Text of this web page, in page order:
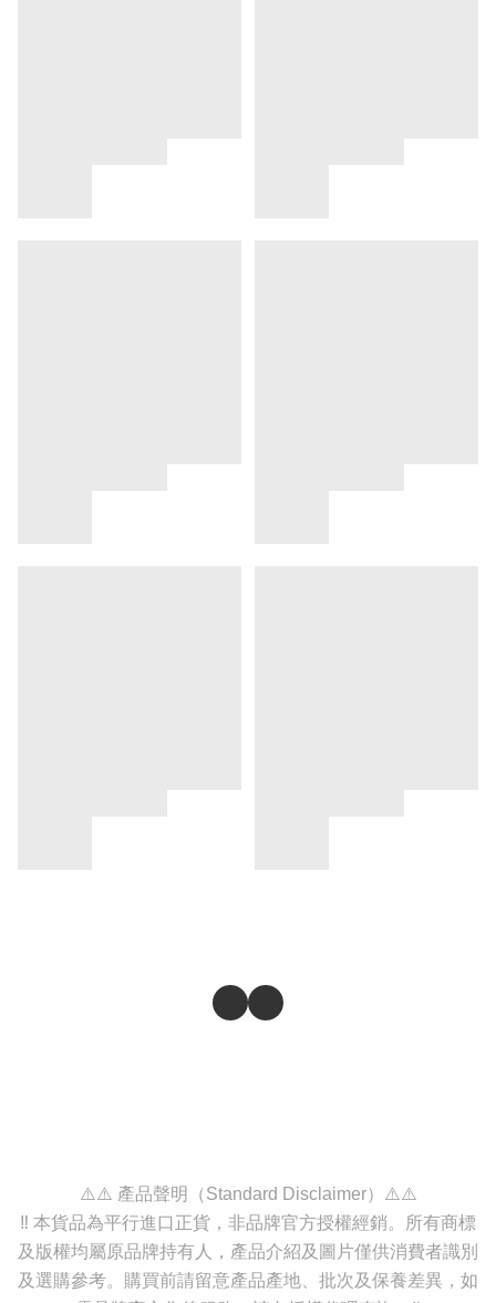
⚠️⚠️ 產品聲明（Standard Disclaimer）⚠️⚠️
‼️ 本貨品為平行進口正貨，非品牌官方授權經銷。所有商標
及版權均屬原品牌持有人，產品介紹及圖片僅供消費者識別
及選購參考。購買前請留意產品產地、批次及保養差異，如